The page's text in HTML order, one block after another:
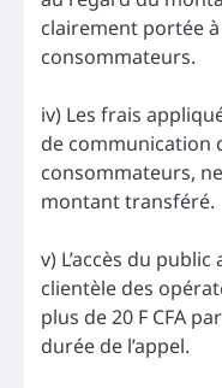
clairement portée
consommateurs.
iv) Les frais
de communication
consommateurs,
montant transféré.
v) L’accès du
clientèle des
plus de 20 F CFA
durée de l’appel.